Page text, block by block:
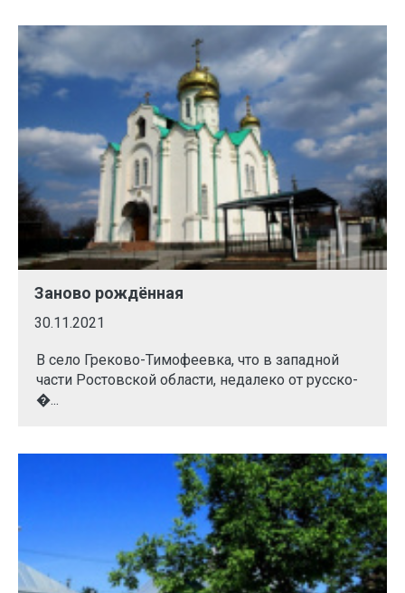
Заново рождённая
30.11.2021
В село Греково-Тимофеевка, что в западной
части Ростовской области, недалеко от русско-
�...